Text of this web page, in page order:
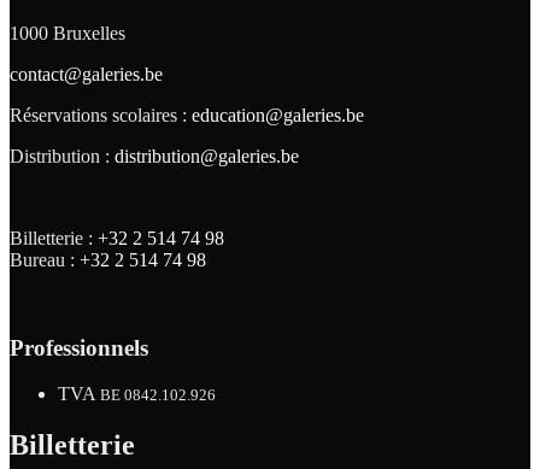
1000 Bruxelles
contact@galeries.be
Réservations scolaires : education@galeries.be
Distribution : distribution@galeries.be
Billetterie : +32 2 514 74 98
Bureau : +32 2 514 74 98
Professionnels
TVA BE 0842.102.926
Billetterie